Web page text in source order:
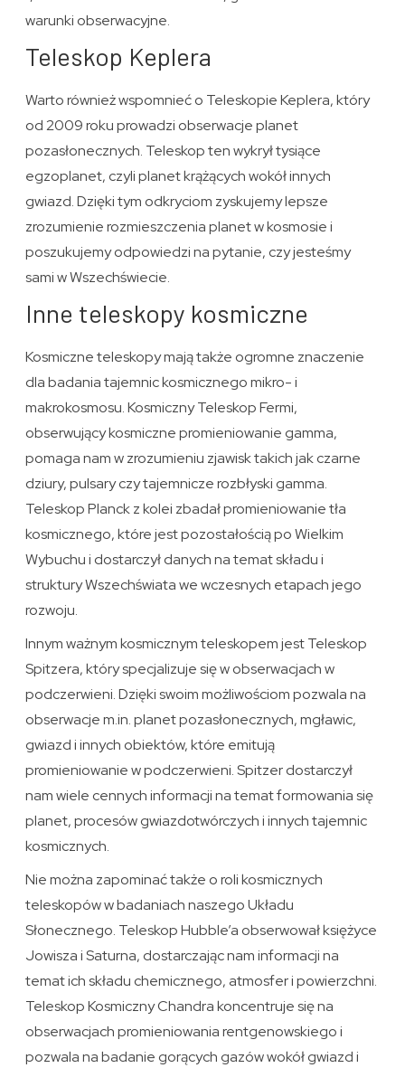
warunki obserwacyjne.
Teleskop Keplera
Warto również wspomnieć o Teleskopie Keplera, który
od 2009 roku prowadzi obserwacje planet
pozasłonecznych. Teleskop ten wykrył tysiące
egzoplanet, czyli planet krążących wokół innych
gwiazd. Dzięki tym odkryciom zyskujemy lepsze
zrozumienie rozmieszczenia planet w kosmosie i
poszukujemy odpowiedzi na pytanie, czy jesteśmy
sami w Wszechświecie.
Inne teleskopy kosmiczne
Kosmiczne teleskopy mają także ogromne znaczenie
dla badania tajemnic kosmicznego mikro- i
makrokosmosu. Kosmiczny Teleskop Fermi,
obserwujący kosmiczne promieniowanie gamma,
pomaga nam w zrozumieniu zjawisk takich jak czarne
dziury, pulsary czy tajemnicze rozbłyski gamma.
Teleskop Planck z kolei zbadał promieniowanie tła
kosmicznego, które jest pozostałością po Wielkim
Wybuchu i dostarczył danych na temat składu i
struktury Wszechświata we wczesnych etapach jego
rozwoju.
Innym ważnym kosmicznym teleskopem jest Teleskop
Spitzera, który specjalizuje się w obserwacjach w
podczerwieni. Dzięki swoim możliwościom pozwala na
obserwacje m.in. planet pozasłonecznych, mgławic,
gwiazd i innych obiektów, które emitują
promieniowanie w podczerwieni. Spitzer dostarczył
nam wiele cennych informacji na temat formowania się
planet, procesów gwiazdotwórczych i innych tajemnic
kosmicznych.
Nie można zapominać także o roli kosmicznych
teleskopów w badaniach naszego Układu
Słonecznego. Teleskop Hubble’a obserwował księżyce
Jowisza i Saturna, dostarczając nam informacji na
temat ich składu chemicznego, atmosfer i powierzchni.
Teleskop Kosmiczny Chandra koncentruje się na
obserwacjach promieniowania rentgenowskiego i
pozwala na badanie gorących gazów wokół gwiazd i